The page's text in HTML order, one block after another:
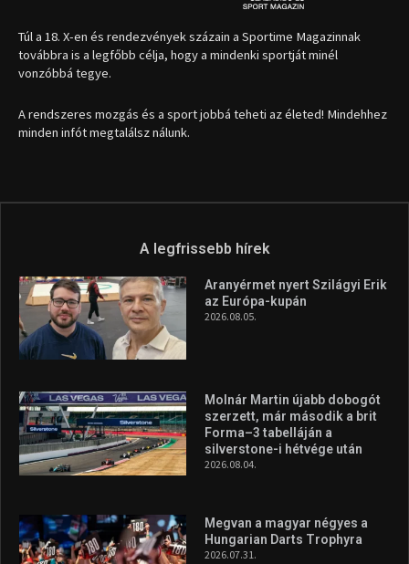
Túl a 18. X-en és rendezvények százain a Sportime Magazinnak
továbbra is a legfőbb célja, hogy a mindenki sportját minél
vonzóbbá tegye.
A rendszeres mozgás és a sport jobbá teheti az életed! Mindehhez
minden infót megtalálsz nálunk.
A legfrissebb hírek
Aranyérmet nyert Szilágyi Erik
az Európa-kupán
2026.08.05.
Molnár Martin újabb dobogót
szerzett, már második a brit
Forma–3 tabelláján a
silverstone-i hétvége után
2026.08.04.
Megvan a magyar négyes a
Hungarian Darts Trophyra
2026.07.31.